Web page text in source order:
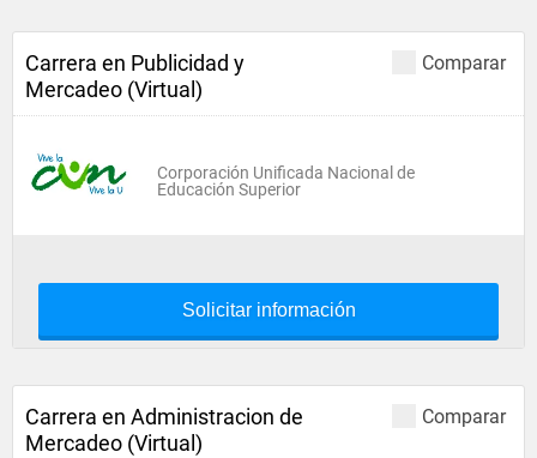
Comparar
Carrera en Publicidad y
Mercadeo (Virtual)
Corporación Unificada Nacional de
Educación Superior
Solicitar información
Comparar
Carrera en Administracion de
Mercadeo (Virtual)